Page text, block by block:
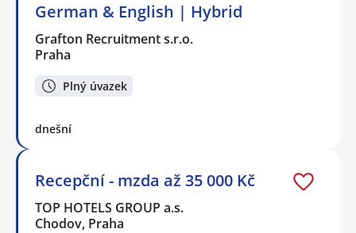
German & English | Hybrid
Grafton Recruitment s.r.o.
Praha
Plný úvazek
dnešní
Recepční - mzda až 35 000 Kč
TOP HOTELS GROUP a.s.
Chodov, Praha